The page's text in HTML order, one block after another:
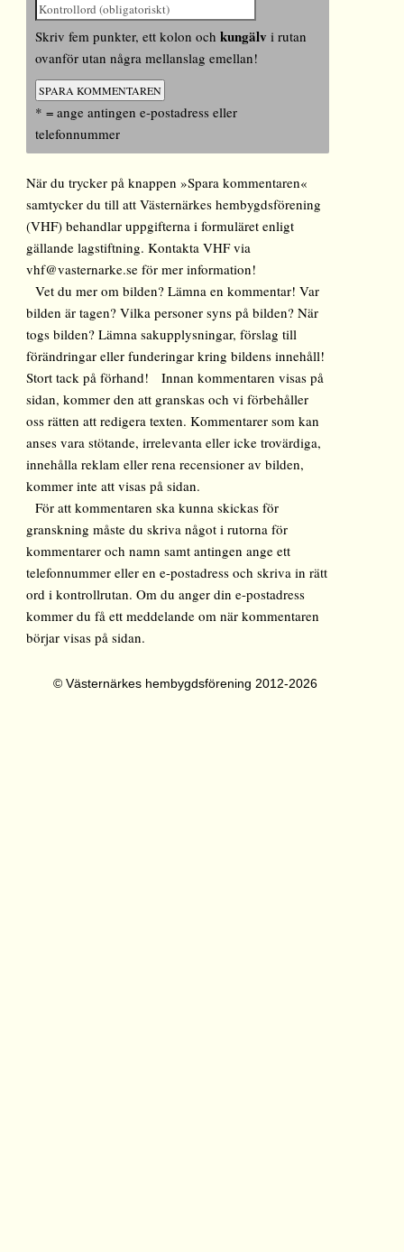
Skriv fem punkter, ett kolon ochkungälv i rutan
ovanför utan några mellanslag emellan!
* = ange antingen e-postadress eller
telefonnummer
När du trycker på knappen »Spara kommentaren«
samtycker du till att Västernärkes hembygdsförening
(VHF) behandlar uppgifterna i formuläret enligt
gällande lagstiftning. Kontakta VHF via
vhf@vasternarke.se för mer information!
Vet du mer om bilden? Lämna en kommentar! Var
bilden är tagen? Vilka personer syns på bilden? När
togs bilden? Lämna sakupplysningar, förslag till
förändringar eller funderingar kring bildens innehåll!
Stort tack på förhand! Innan kommentaren visas på
sidan, kommer den att granskas och vi förbehåller
oss rätten att redigera texten. Kommentarer som kan
anses vara stötande, irrelevanta eller icke trovärdiga,
innehålla reklam eller rena recensioner av bilden,
kommer inte att visas på sidan.
För att kommentaren ska kunna skickas för
granskning måste du skriva något i rutorna för
kommentarer och namn samt antingen ange ett
telefonnummer eller en e-postadress och skriva in rätt
ord i kontrollrutan. Om du anger din e-postadress
kommer du få ett meddelande om när kommentaren
börjar visas på sidan.
© Västernärkes hembygdsförening 2012-2026